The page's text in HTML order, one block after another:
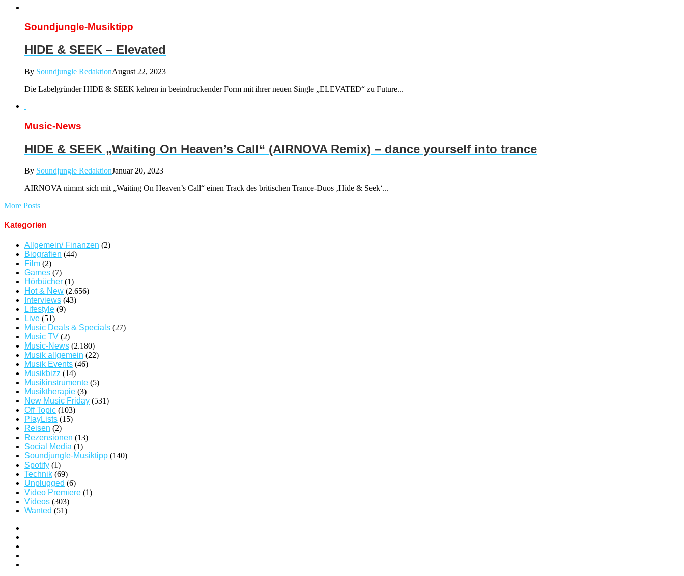
Soundjungle-Musiktipp
HIDE & SEEK – Elevated
By Soundjungle RedaktionAugust 22, 2023
Die Labelgründer HIDE & SEEK kehren in beeindruckender Form mit ihrer neuen Single „ELEVATED“ zu Future...
Music-News
HIDE & SEEK „Waiting On Heaven’s Call“ (AIRNOVA Remix) – dance yourself into trance
By Soundjungle RedaktionJanuar 20, 2023
AIRNOVA nimmt sich mit „Waiting On Heaven’s Call“ einen Track des britischen Trance-Duos ‚Hide & Seek‘...
More Posts
Kategorien
Allgemein/ Finanzen (2)
Biografien (44)
Film (2)
Games (7)
Hörbücher (1)
Hot & New (2.656)
Interviews (43)
Lifestyle (9)
Live (51)
Music Deals & Specials (27)
Music TV (2)
Music-News (2.180)
Musik allgemein (22)
Musik Events (46)
Musikbizz (14)
Musikinstrumente (5)
Musiktherapie (3)
New Music Friday (531)
Off Topic (103)
PlayLists (15)
Reisen (2)
Rezensionen (13)
Social Media (1)
Soundjungle-Musiktipp (140)
Spotify (1)
Technik (69)
Unplugged (6)
Video Premiere (1)
Videos (303)
Wanted (51)